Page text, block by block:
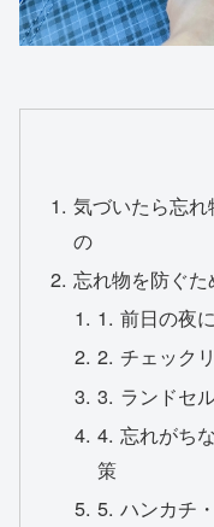
気づいたら忘
の
忘れ物を防ぐ
1. 前日の夜
2. チェック
3. ランドセ
4. 忘れがち
策
5. ハンカチ